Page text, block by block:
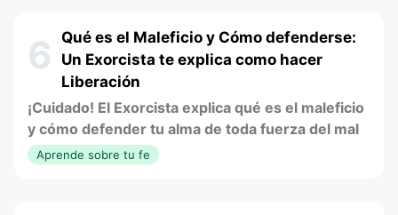
6
Qué es el Maleficio y Cómo defenderse:
Un Exorcista te explica como hacer
Liberación
¡Cuidado! El Exorcista explica qué es el maleficio
y cómo defender tu alma de toda fuerza del mal
Aprende sobre tu fe